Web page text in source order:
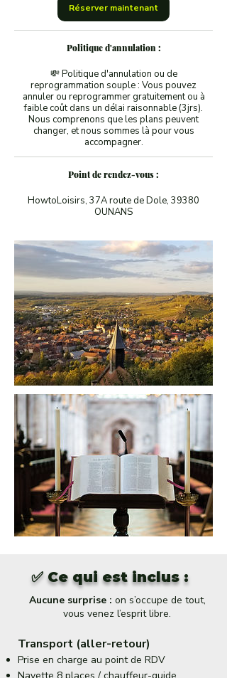
Réserver maintenant
Politique d'annulation :
💸 Politique d'annulation ou de
reprogrammation souple : Vous pouvez
annuler ou reprogrammer gratuitement ou à
faible coût dans un délai raisonnable (3jrs).
Nous comprenons que les plans peuvent
changer, et nous sommes là pour vous
accompagner.
Point de rendez-vous :
HowtoLoisirs, 37A route de Dole, 39380
OUNANS
✅ Ce qui est inclus :
Aucune surprise : on s’occupe de tout,
vous venez l’esprit libre.
Transport (aller-retour)
Prise en charge au point de RDV